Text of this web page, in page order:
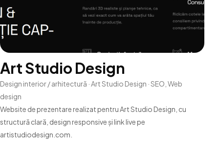
Art Studio Design
Design interior / arhitectură · Art Studio Design · SEO, Web
design
Website de prezentare realizat pentru Art Studio Design, cu
structură clară, design responsive și link live pe
artistudiodesign.com.